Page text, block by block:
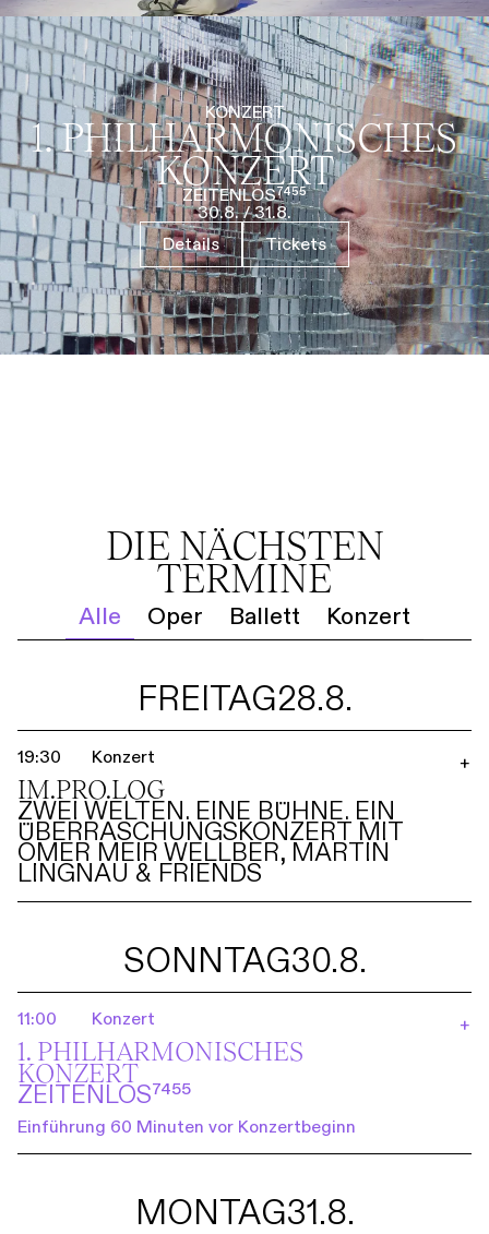
KONZERT
1. PHILHARMO­NISCHES
KONZERT
ZEITENLOS⁷⁴⁵⁵
30.8. / 31.8.
Details
Tickets
DIE NÄCHSTEN
TERMINE
Alle Oper Ballett Konzert
FREITAG28.8.
19:30 Konzert
IM.PRO.LOG
ZWEI WELTEN. EINE BÜHNE. EIN
ÜBERRASCHUNGSKONZERT MIT
OMER MEIR WELLBER, MARTIN
LINGNAU & FRIENDS
+
SONNTAG30.8.
11:00 Konzert
1. PHILHARMO­NISCHES
KONZERT
ZEITENLOS⁷⁴⁵⁵
Einführung 60 Minuten vor Konzertbeginn
+
MONTAG31.8.